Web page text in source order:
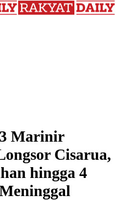
Marinir
Cisarua,
hingga 4